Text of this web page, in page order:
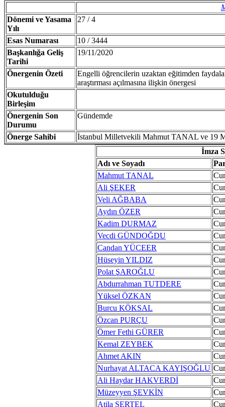
Dönemi ve Yasama
Yılı
27 / 4
Esas Numarası
10 / 3444
Başkanlığa Geliş
Tarihi
19/11/2020
Önergenin Özeti
Engelli öğrencilerin uzaktan eğitimden
araştırması açılmasına ilişkin önergesi
Okutulduğu
Birleşim
Önergenin Son
Durumu
Gündemde
Önerge Sahibi
İstanbul Milletvekili Mahmut TANAL ve 19
İmza
Adı ve Soyadı
Mahmut TANAL
Ali ŞEKER
Veli AĞBABA
Aydın ÖZER
Kadim DURMAZ
Vecdi GÜNDOĞDU
Candan YÜCEER
Hüseyin YILDIZ
Polat ŞAROĞLU
Abdurrahman TUTDERE
Yüksel ÖZKAN
Burcu KÖKSAL
Özcan PURÇU
Ömer Fethi GÜRER
Kemal ZEYBEK
Ahmet AKIN
Nurhayat ALTACA KAYIŞOĞLU
Ali Haydar HAKVERDİ
Müzeyyen ŞEVKİN
Atila SERTEL